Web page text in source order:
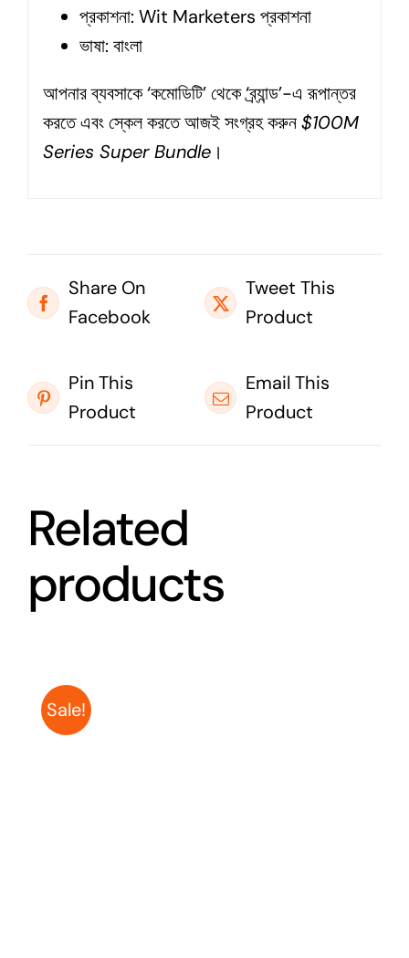
প্রকাশনা: Wit Marketers প্রকাশনা
ভাষা: বাংলা
আপনার ব্যবসাকে ‘কমোডিটি’ থেকে ‘ব্র্যান্ড’-এ রূপান্তর
করতে এবং স্কেল করতে আজই সংগ্রহ করুন$100M
Series Super Bundle।
Share On
Facebook
Tweet This
Product
Pin This
Product
Email This
Product
Related
products
Sale!